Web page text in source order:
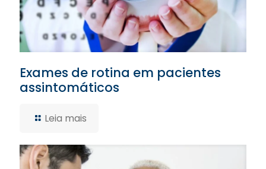
Exames de rotina em pacientes
assintomáticos
Leia mais